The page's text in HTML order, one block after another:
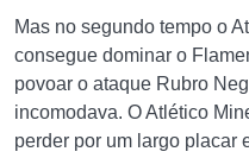
Mas no segundo tempo o
consegue dominar o
povoar o ataque Rubro
incomodava. O Atlético
perder por um largo placar